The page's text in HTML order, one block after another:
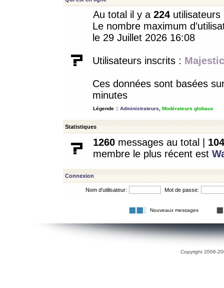
Au total il y a 224
Le nombre maximum
le 29 Juillet 2026 16:08
Utilisateurs inscrits :
Ces données sont basées
minutes
Légende :: Administrateurs Modérateurs globaux
Statistiques
1260 messages au total | 104
membre le plus récent est
Connexion
Nom d’utilisateur: Mot de passe:
Nouveaux messages
Copyright 2006-